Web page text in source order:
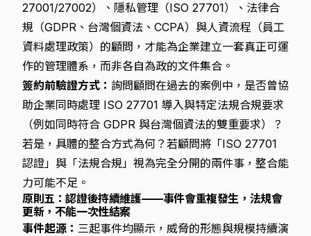
27001/27002）、隱私管理（ISO 27701）、法律合
規（GDPR、台灣個資法、CCPA）與人資流程（員工
資料處理政策）的顧問，才能為企業建立一套真正可運
作的管理體系，而非各自為政的文件集合。
簽約前驗證方式： 詢問顧問在過去的案例中，是否曾協
助企業同時處理 ISO 27701 導入與特定法規合規要求
（例如同時符合 GDPR 與台灣個資法的雙重要求）？
若是，具體的整合方式為何？若顧問將「ISO 27701
認證」與「法規合規」視為完全分開的兩件事，整合能
力可能不足。
原則五：認證後持續維護——事件會重複發生，法規會
更新，不能一次性結案
事件起源： 三起事件均顯示，威脅的形態與規模持續演